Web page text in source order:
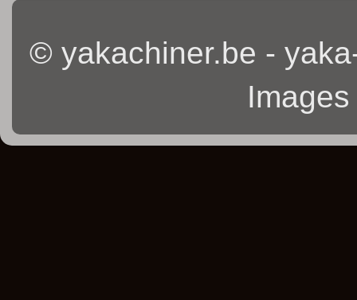
© yakachiner.be -